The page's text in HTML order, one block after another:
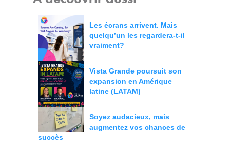
Les écrans arrivent. Mais
quelqu’un les regardera-t-il
vraiment?
Vista Grande poursuit son
expansion en Amérique
latine (LATAM)
Soyez audacieux, mais
augmentez vos chances de
succès